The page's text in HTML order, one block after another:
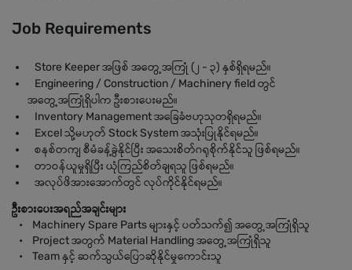
Job Requirements
Store Keeper အဖြစ် အတွေ့အကြုံ (၂ - ၃) နှစ်ရှိရမည်။
Engineering / Construction / Machinery field တွင်
အတွေ့အကြုံရှိပါက ဦးစားပေးမည်။
Inventory Management အခြေခံဗဟုသုတရှိရမည်။
Excel သို့မဟုတ် Stock System အသုံးပြုနိုင်ရမည်။
စနစ်တကျ စီမံခန့်ခွဲနိုင်ပြီး အသေးစိတ်ဂရုစိုက်နိုင်သူ ဖြစ်ရမည်။
တာဝန်ယူမှုရှိပြီး ယုံကြည်စိတ်ချရသူ ဖြစ်ရမည်။
အလုပ်ဖိအားအောက်တွင် လုပ်ကိုင်နိုင်ရမည်။
ဦးစားပေးအရည်အချင်းများ
• Machinery Spare Parts များနှင့် ပတ်သက်၍ အတွေ့အကြုံရှိသူ
• Project အတွက် Material Handling အတွေ့အကြုံရှိသူ
• Team နှင့် ဆက်သွယ်ပြောဆိုနိုင်မှုကောင်းသူ